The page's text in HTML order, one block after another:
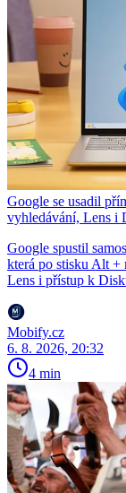
Google se usadil
vyhledávání, Lens i
Google spustil
která po stisku Alt +
Lens i přístup k
Mobify.cz
6. 8. 2026, 20:32
4 min